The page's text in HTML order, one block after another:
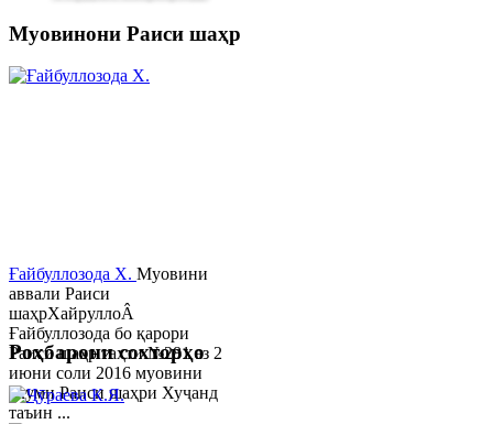
Муовинони Раиси шаҳр
Ғайбуллозода Х. Муовини
аввали Раиси
шаҳрХайруллоÂ
Ғайбуллозода бо қарори
Раиси шаҳр таҳти №281 аз 2
июни соли 2016 муовини
якуми Раиси шаҳри Хуҷанд
таъин ...
Роҳбарони сохторҳо